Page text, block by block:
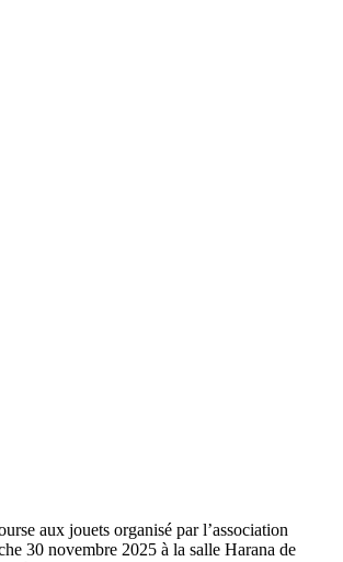
aux jouets organisé par l’association
30 novembre 2025 à la salle Harana de